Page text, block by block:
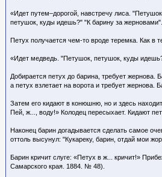
«Идет путем–дорогой, навстречу лиса.
петушок, куды идешь?" "К барину за
Петух получается чем-то вроде теремка. Как в
«Идет медведь. "Петушок, петушок, куды
Добирается петух до барина, требует жернова.
а петух взлетает на ворота и требует жернова.
Затем его кидают в конюшню, но и здесь
Пей, ж..., воду!» Колодец пересыхает. Кидают
Наконец барин догадывается сделать самое
оттоль высунул: "Кукареку, барин, отдай мои
Барин кричит слуге: «Петух в ж... кричит!»
Самарского края. 1884. № 48).